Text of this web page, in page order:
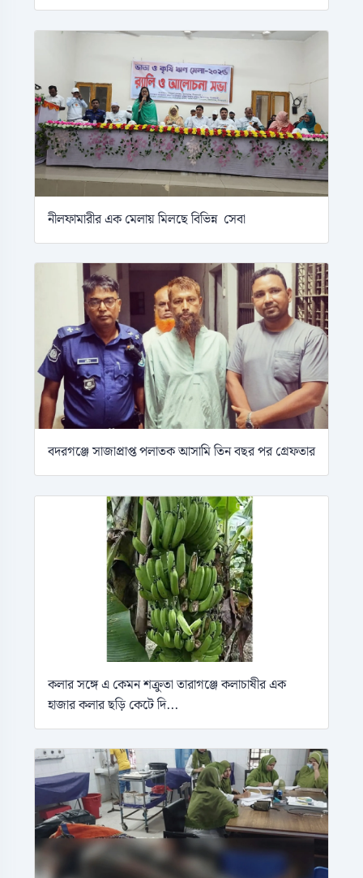
নীলফামারীর এক মেলায় মিলছে বিভিন্ন সেবা
বদরগঞ্জে সাজাপ্রাপ্ত পলাতক আসামি তিন বছর পর গ্রেফতার
কলার সঙ্গে এ কেমন শক্রুতা তারাগঞ্জে কলাচাষীর এক
হাজার কলার ছড়ি কেটে দি...